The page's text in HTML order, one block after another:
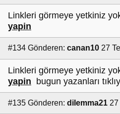
Linkleri görmeye yetkiniz
yapin
#134 Gönderen: canan10 27
Linkleri görmeye yetkiniz
yapin bugun yazanları
#135 Gönderen: dilemma21 27